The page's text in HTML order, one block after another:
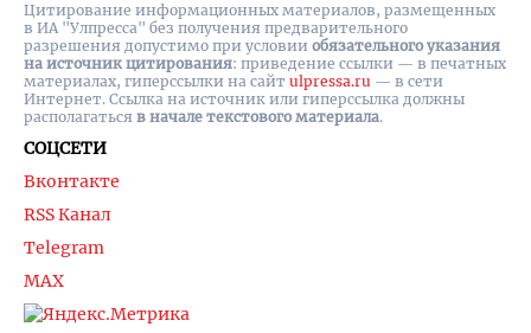
СОЦСЕТИ
Вконтакте
RSS Канал
Telegram
MAX
Цитирование информационных материалов, размещенных
в ИА "Улпресса" без получения предварительного
разрешения допустимо при условии обязательного указания
на источник цитирования: приведение ссылки — в печатных
материалах, гиперссылки на cайт ulpressa.ru — в сети
Интернет. Ссылка на источник или гиперссылка должны
располагаться в начале текстового материала.